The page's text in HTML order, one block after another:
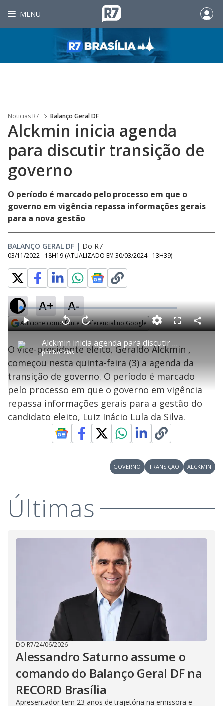
MENU
Noticias R7 Balanço Geral DF
Alckmin inicia agenda
para discutir transição de
governo
O período é marcado pelo processo em que o
governo em vigência repassa informações gerais
para a nova gestão
BALANÇO GERAL DF | Do R7
03/11/2022 - 18H19 (ATUALIZADO EM 30/03/2024 - 13H39)
A+ A-
Adicione como fonte preferencial no Google
P
l
a
y
V
e
o
Alckmin inicia agenda para discutir transição de governo
porNotícias
P V
t
a
r
1
0
e
g
u
n
d
s
A
n
1
s
e
u
n
d
o
s
L
o
a
d
e
:
1
.
6
6
%
F
s
c
e
n
C
o
O vice-presidente eleito, Geraldo Alckmin ,
começou nesta quinta-feira (3) a agenda da
transição de governo. O período é marcado
pelo processo em que o governo em vigência
repassa informações gerais para a gestão do
candidato eleito, Luiz Inácio Lula da Silva.
GOVERNO TRANSIÇÃO ALCKMIN
Últimas
DO R7/24/06/2026
Alessandro Saturno assume o
comando do Balanço Geral DF na
RECORD Brasília
Apresentador tem 23 anos de trajetória na emissora e